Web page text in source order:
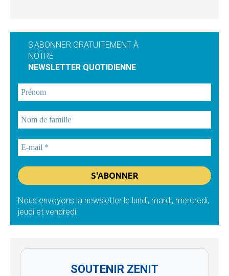
S'ABONNER GRATUITEMENT À
NOTRE
NEWSLETTER QUOTIDIENNE
Nous envoyons la newsletter le lundi, mardi, mercredi,
jeudi et vendredi
SOUTENIR ZENIT